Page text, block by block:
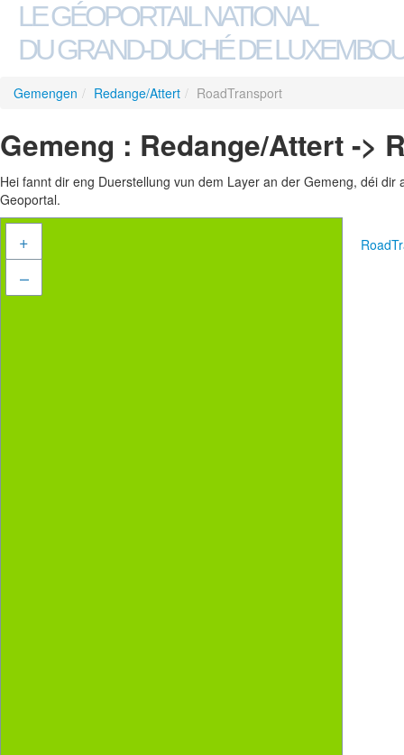
LE GÉOPORTAIL NATIONAL
DU GRAND-DUCHÉ DE
Gemengen / Redange/Attert / RoadTransport
Gemeng : Redange/Attert ->
Hei fannt dir eng Duerstellung vun dem Layer an der Gemeng, déi
Geoportal.
+
–